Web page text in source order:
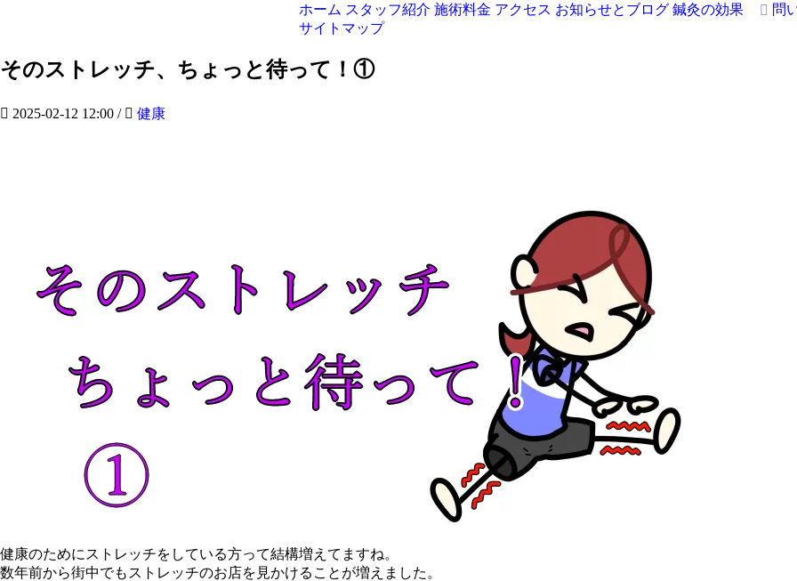
ホーム スタッフ紹介 施術料金 アクセス お知らせとブログ 鍼灸の効果
問
サイトマップ
そのストレッチ、ちょっと待って！①
2025-02-12 12:00 / 健康
健康のためにストレッチをしている方って結構増えてますね。
数年前から街中でもストレッチのお店を見かけることが増えました。